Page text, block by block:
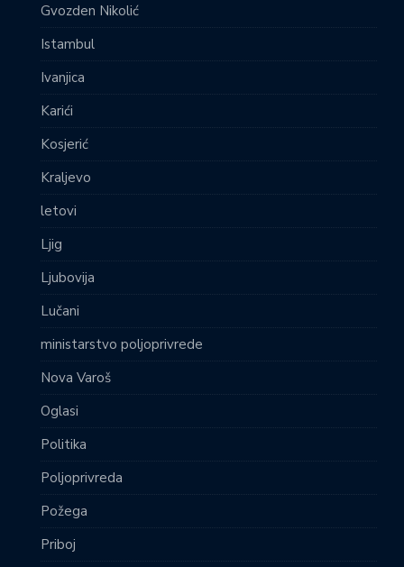
Gvozden Nikolić
Istambul
Ivanjica
Karići
Kosjerić
Kraljevo
letovi
Ljig
Ljubovija
Lučani
ministarstvo poljoprivrede
Nova Varoš
Oglasi
Politika
Poljoprivreda
Požega
Priboj